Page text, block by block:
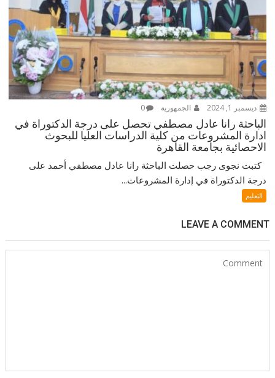
ديسمبر 1, 2024 الجمهورية 0
الباحثة رانا عادل مصطفي تحصل على درجة الدكتوراة في
ادارة المشروعات من كلية الدراسات العليا للبحوث
الاحصائية بجامعة القاهرة
كتبت نجوى رجب حصلت الباحثة رانا عادل مصطفي أحمد على
درجة الدكتوراة في إدارة المشروعات...
التعليم
LEAVE A COMMENT